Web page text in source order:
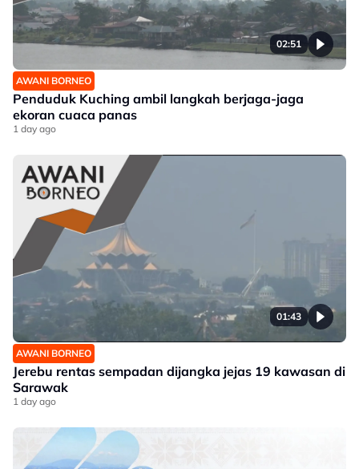
02:51
AWANI BORNEO
Penduduk Kuching ambil langkah berjaga-jaga
ekoran cuaca panas
1 day ago
01:43
AWANI BORNEO
Jerebu rentas sempadan dijangka jejas 19 kawasan di
Sarawak
1 day ago